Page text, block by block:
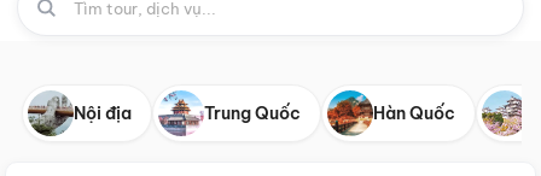
Nội địa Trung Quốc Hàn Quốc